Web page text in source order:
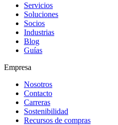
Servicios
Soluciones
Socios
Industrias
Blog
Guías
Empresa
Nosotros
Contacto
Carreras
Sostenibilidad
Recursos de compras